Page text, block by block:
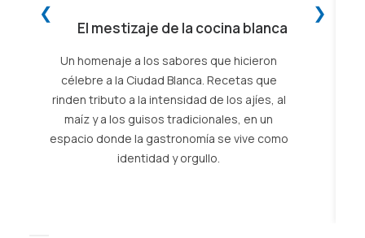
❮
El mestizaje de la cocina blanca
Un homenaje a los sabores que hicieron
célebre a la Ciudad Blanca. Recetas que
rinden tributo a la intensidad de los ajíes, al
maíz y a los guisos tradicionales, en un
espacio donde la gastronomía se vive como
identidad y orgullo.
❯